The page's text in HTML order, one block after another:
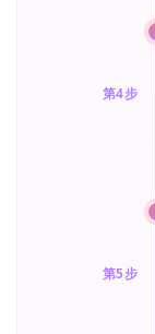
第4步
第5步